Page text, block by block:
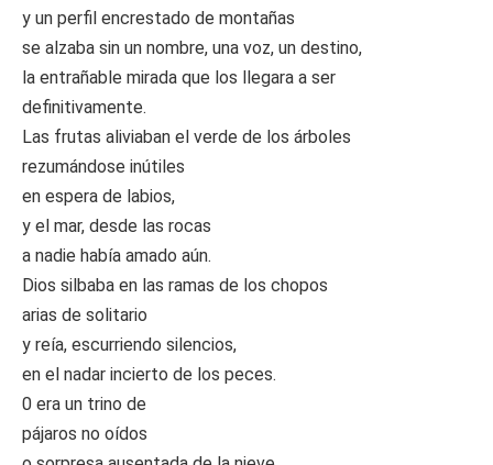
y un perfil encrestado de montañas
se alzaba sin un nombre, una voz, un destino,
la entrañable mirada que los llegara a ser
definitivamente.
Las frutas aliviaban el verde de los árboles
rezumándose inútiles
en espera de labios,
y el mar, desde las rocas
a nadie había amado aún.
Dios silbaba en las ramas de los chopos
arias de solitario
y reía, escurriendo silencios,
en el nadar incierto de los peces.
0 era un trino de
pájaros no oídos